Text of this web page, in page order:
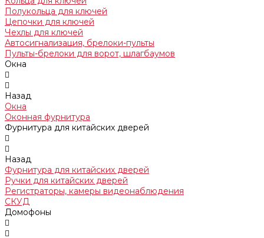
Полукольца для ключей
Цепочки для ключей
Чехлы для ключей
Автосигнализация, брелоки-пульты
Пульты-брелоки для ворот, шлагбаумов
Окна
Назад
Окна
Оконная фурнитура
Фурнитура для китайских дверей
Назад
Фурнитура для китайских дверей
Ручки для китайских дверей
Регистраторы, камеры видеонаблюдения
СКУД
Домофоны